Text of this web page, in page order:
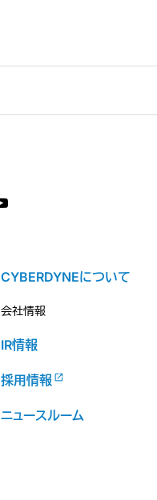
CYBERDYNEについて
会社情報
IR情報
採用情報
ニュースルーム